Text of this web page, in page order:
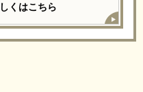
くはこちら